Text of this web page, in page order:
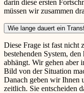
darin diese ersten
müssen wir zusammen
Wie lange dauert ein
Diese Frage ist fast nicht
bestehenden System,
abhängt. Wir gehen aber
Bild von der Situation
Danach geben wir Ihnen
zeitlich. Sie entscheiden